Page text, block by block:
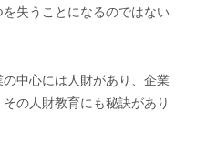
失うことになるのではない
中心には人財があり、企業
の人財教育にも秘訣があり